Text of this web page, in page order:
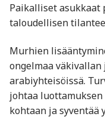
Paikalliset
taloudellisen
Murhien
ongelmaa
arabiyhteisöissä.
johtaa
kohtaan ja